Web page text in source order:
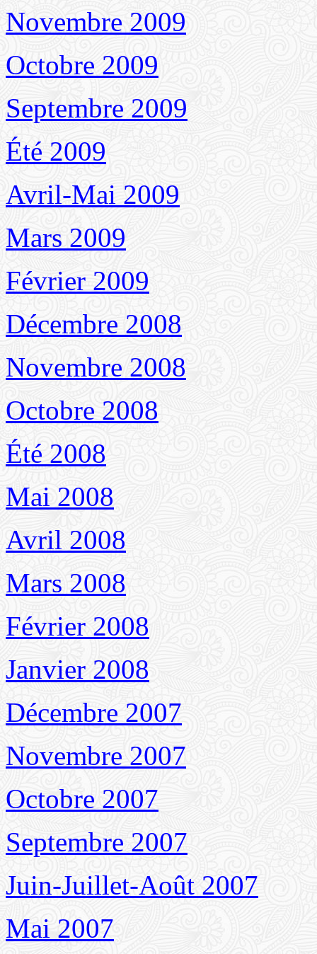
Novembre 2009
Octobre 2009
Septembre 2009
Été 2009
Avril-Mai 2009
Mars 2009
Février 2009
Décembre 2008
Novembre 2008
Octobre 2008
Été 2008
Mai 2008
Avril 2008
Mars 2008
Février 2008
Janvier 2008
Décembre 2007
Novembre 2007
Octobre 2007
Septembre 2007
Juin-Juillet-Août 2007
Mai 2007